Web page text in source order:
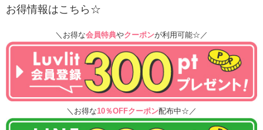
お得情報はこちら☆
＼お得な会員特典やクーポンが利用可能☆／
＼お得な10％OFFクーポン配布中☆／